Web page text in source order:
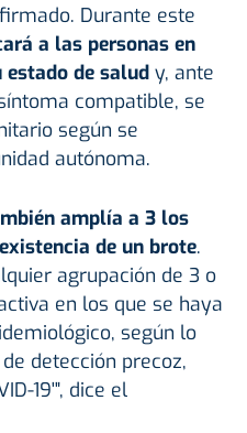
Durante este
a las personas en
de salud y, ante
compatible, se
según se
autónoma.
amplía a 3 los
de un brote.
agrupación de 3 o
en los que se haya
según lo
detección precoz,
19'", dice el